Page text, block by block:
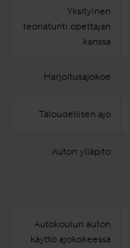
Yksityinen
teoriatunti opettajan
kanssa
Harjoitus­ajokoe
Taloudellisen ajo
Auton ylläpito
Autokoulun auton
käyttö ajokokeessa